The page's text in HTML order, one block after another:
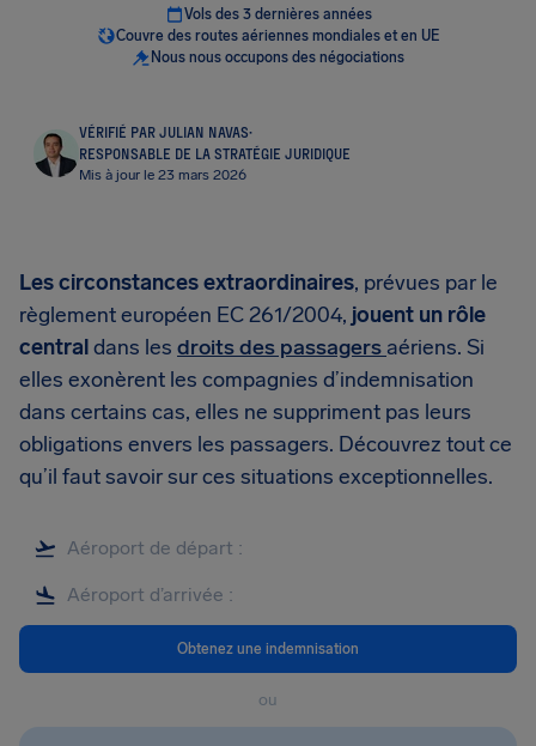
Vols des 3 dernières années
Couvre des routes aériennes mondiales et en UE
Nous nous occupons des négociations
VÉRIFIÉ PAR JULIAN NAVAS·
RESPONSABLE DE LA STRATÉGIE JURIDIQUE
Mis à jour le 23 mars 2026
Les circonstances extraordinaires, prévues par le
règlement européen EC 261/2004, jouent un rôle
centraldans les droits des passagers aériens. Si
elles exonèrent les compagnies d’indemnisation
dans certains cas, elles ne suppriment pas leurs
obligations envers les passagers. Découvrez tout ce
qu’il faut savoir sur ces situations exceptionnelles.
Obtenez une indemnisation
ou